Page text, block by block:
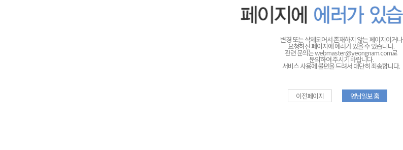
변경 또는 삭제되어서 존재하지 않는 페이지이거나
요청하신 페이지에 에러가 있을 수 있습니다.
관련 문의는webmaster@yeongnam.com로
문의하여 주시기 바랍니다.
서비스 사용에 불편을 드려서 대단히 죄송합니다.
이전페이지 영남일보 홈